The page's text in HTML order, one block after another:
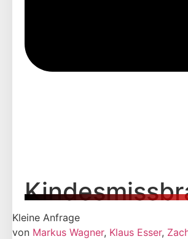
Kleine Anfrage
von Markus Wagner, Klaus Esser,